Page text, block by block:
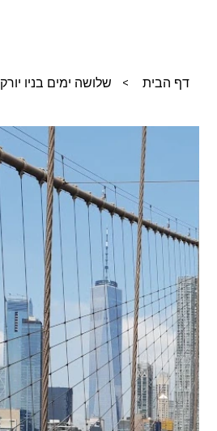
דף הבית > שלושה ימים בניו יורק